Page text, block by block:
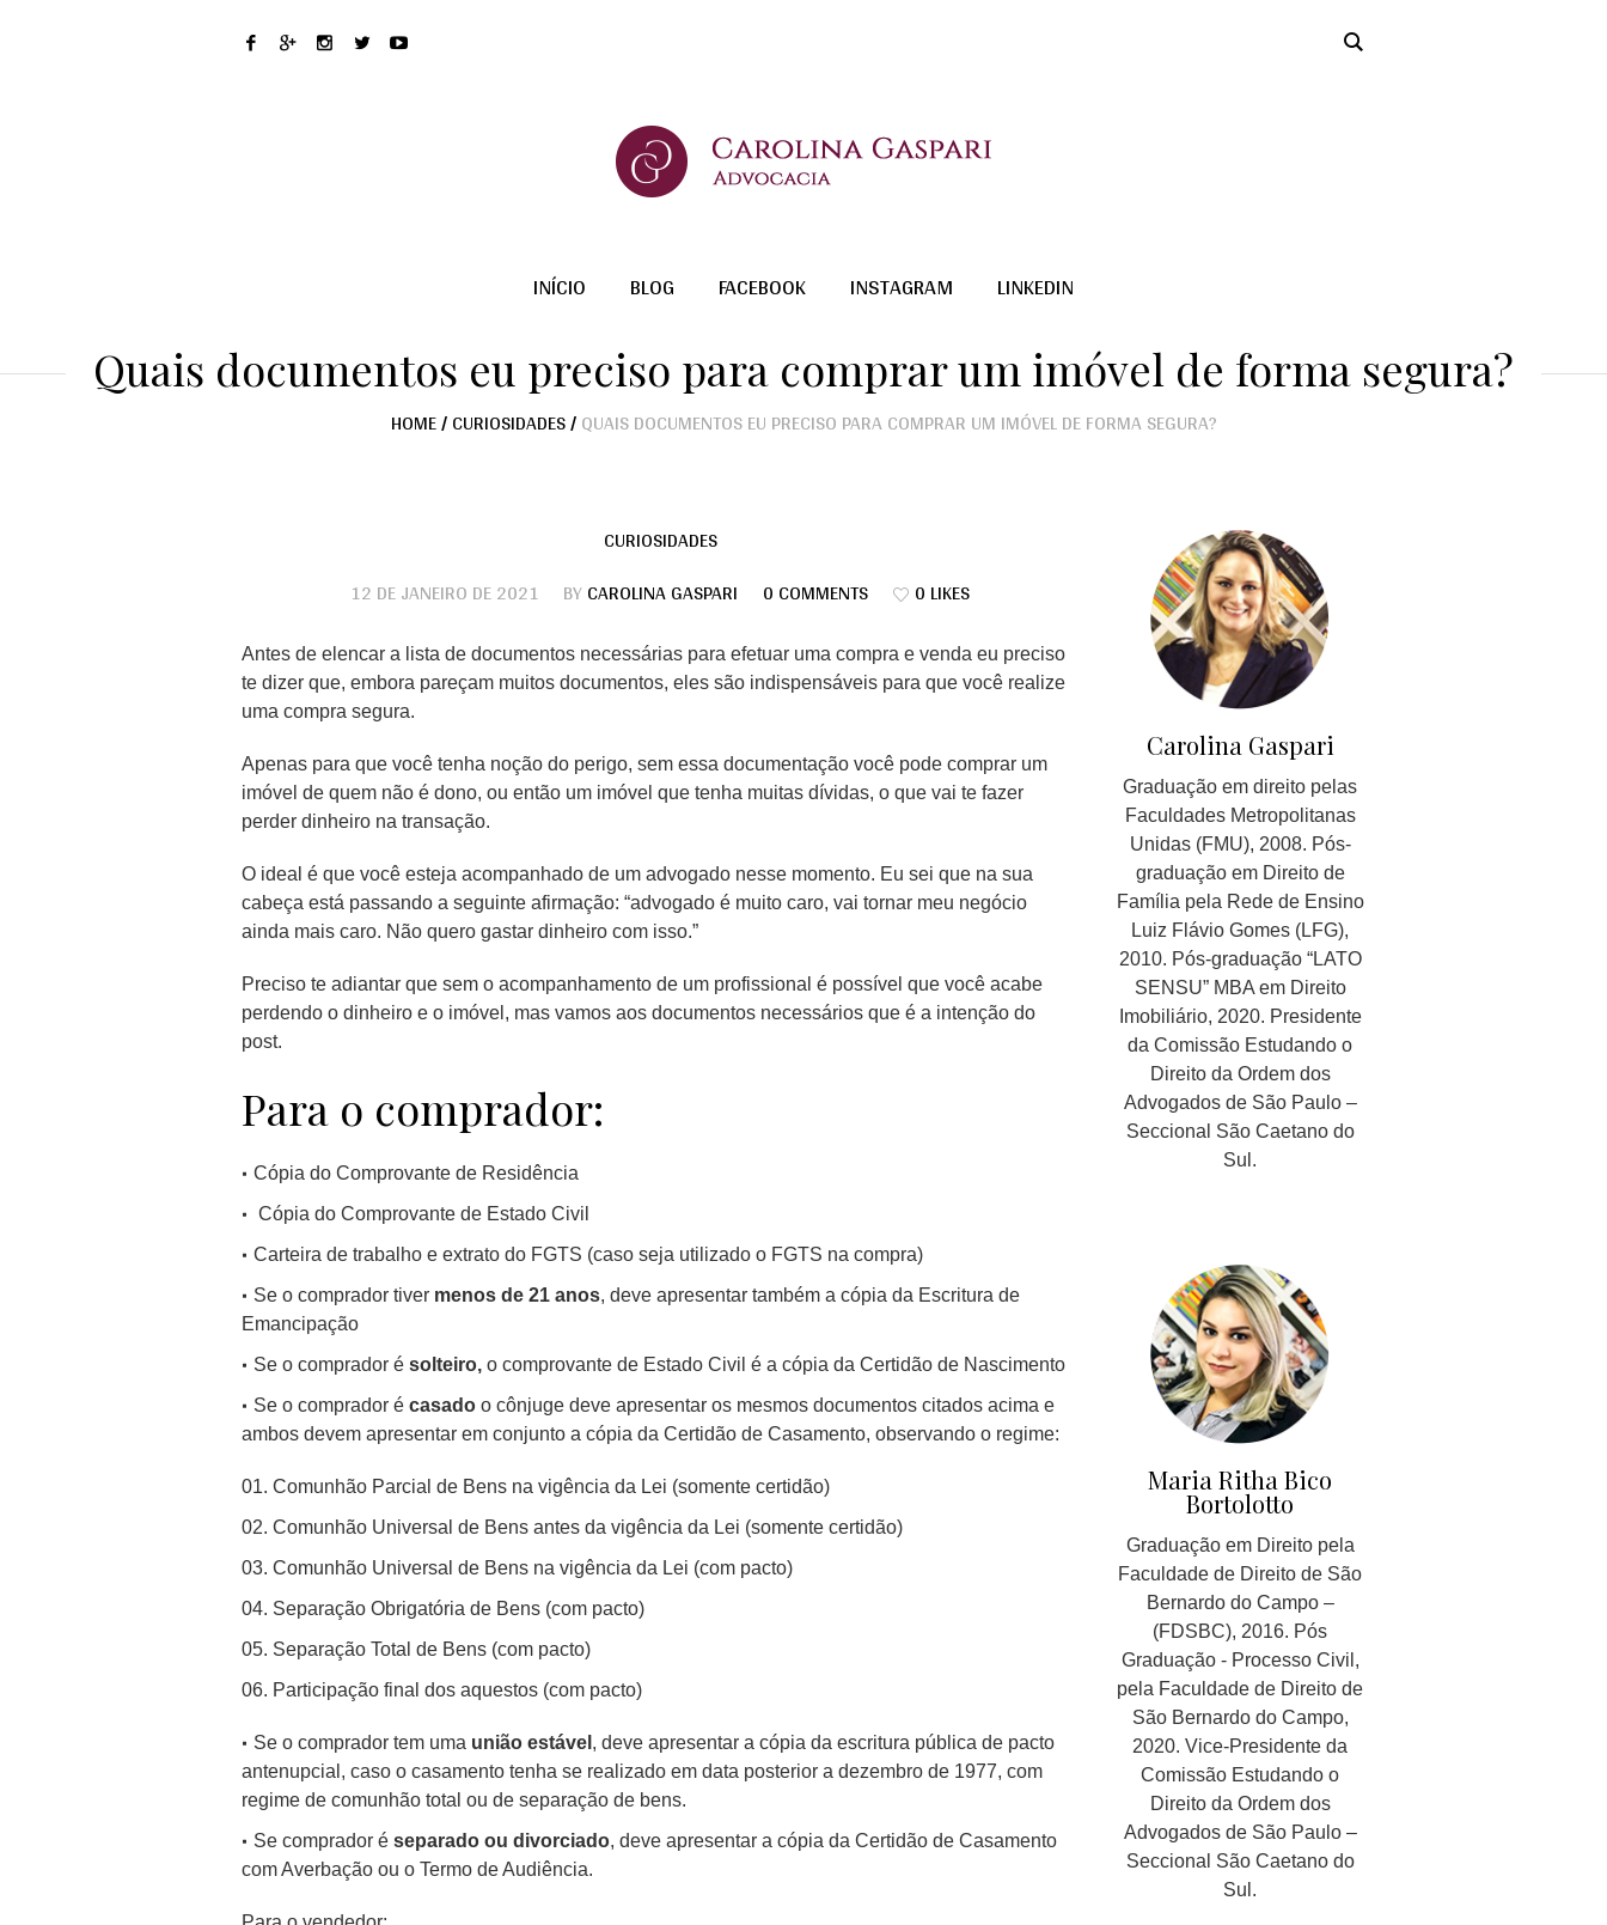
INÍCIO BLOG FACEBOOK INSTAGRAM LINKEDIN
Quais documentos eu preciso para comprar um imóvel de forma segura?
HOME/CURIOSIDADES/QUAIS DOCUMENTOS EU PRECISO PARA COMPRAR UM IMÓVEL DE FORMA SEGURA?
CURIOSIDADES
12 DE JANEIRO DE 2021
BYCAROLINA GASPARI 0 COMMENTS 0 LIKES
Antes de elencar a lista de documentos necessárias para efetuar uma compra e venda eu preciso
te dizer que, embora pareçam muitos documentos, eles são indispensáveis para que você realize
uma compra segura.
Apenas para que você tenha noção do perigo, sem essa documentação você pode comprar um
imóvel de quem não é dono, ou então um imóvel que tenha muitas dívidas, o que vai te fazer
perder dinheiro na transação.
O ideal é que você esteja acompanhado de um advogado nesse momento. Eu sei que na sua
cabeça está passando a seguinte afirmação: “advogado é muito caro, vai tornar meu negócio
ainda mais caro. Não quero gastar dinheiro com isso.”
Preciso te adiantar que sem o acompanhamento de um profissional é possível que você acabe
perdendo o dinheiro e o imóvel, mas vamos aos documentos necessários que é a intenção do
post.
Para o comprador:
Cópia do Comprovante de Residência
Cópia do Comprovante de Estado Civil
Carteira de trabalho e extrato do FGTS (caso seja utilizado o FGTS na compra)
Se o comprador tiver menos de 21 anos, deve apresentar também a cópia da Escritura de
Emancipação
Se o comprador é solteiro, o comprovante de Estado Civil é a cópia da Certidão de Nascimento
Se o comprador é casado o cônjuge deve apresentar os mesmos documentos citados acima e
ambos devem apresentar em conjunto a cópia da Certidão de Casamento, observando o regime:
Comunhão Parcial de Bens na vigência da Lei (somente certidão)
Comunhão Universal de Bens antes da vigência da Lei (somente certidão)
Comunhão Universal de Bens na vigência da Lei (com pacto)
Separação Obrigatória de Bens (com pacto)
Separação Total de Bens (com pacto)
Participação final dos aquestos (com pacto)
Se o comprador tem uma união estável , deve apresentar a cópia da escritura pública de pacto
antenupcial, caso o casamento tenha se realizado em data posterior a dezembro de 1977, com
regime de comunhão total ou de separação de bens.
Se comprador é separado ou divorciado, deve apresentar a cópia da Certidão de Casamento
com Averbação ou o Termo de Audiência.
Carolina Gaspari
Graduação em direito pelas
Faculdades Metropolitanas
Unidas (FMU), 2008. Pós-
graduação em Direito de
Família pela Rede de Ensino
Luiz Flávio Gomes (LFG),
2010. Pós-graduação “LATO
SENSU” MBA em Direito
Imobiliário, 2020. Presidente
da Comissão Estudando o
Direito da Ordem dos
Advogados de São Paulo –
Seccional São Caetano do
Sul.
Maria Ritha Bico
Bortolotto
Graduação em Direito pela
Faculdade de Direito de São
Bernardo do Campo –
(FDSBC), 2016. Pós
Graduação - Processo Civil,
pela Faculdade de Direito de
São Bernardo do Campo,
2020. Vice-Presidente da
Comissão Estudando o
Direito da Ordem dos
Advogados de São Paulo –
Seccional São Caetano do
Sul.